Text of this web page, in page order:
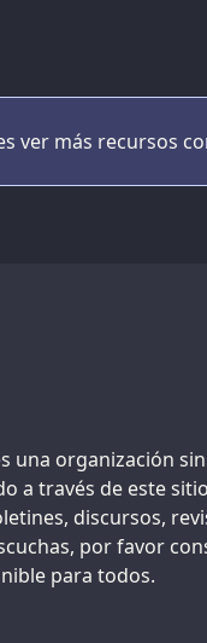
ver más recursos
una organización
a través de este
discursos,
por favor
para todos.